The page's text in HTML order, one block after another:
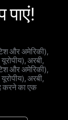
और अमेरिकी),
अरबी,
और अमेरिकी),
अरबी,
करने का एक